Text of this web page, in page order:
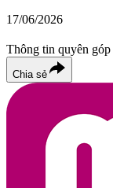
17/06/2026
Thông tin quyên góp
Chia sẻ